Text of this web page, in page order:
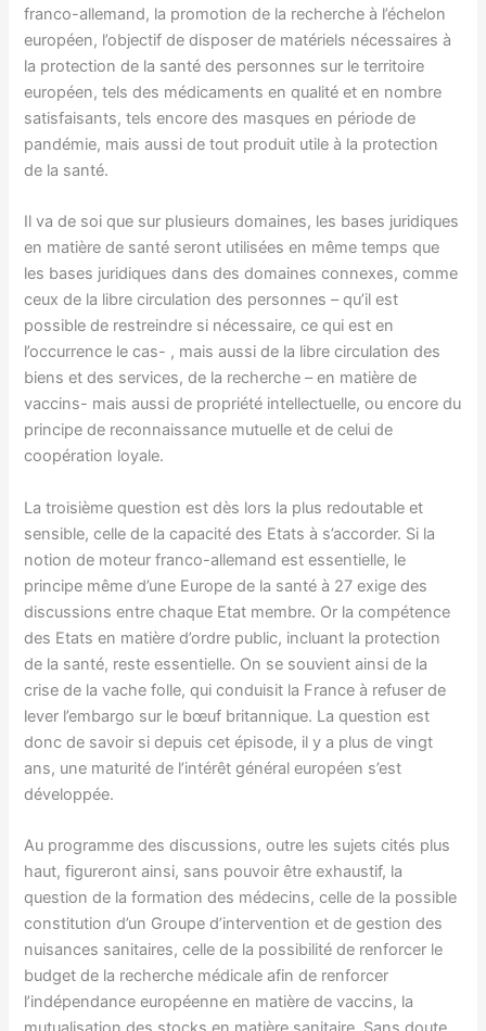
franco-allemand, la promotion de la recherche à l’échelon
européen, l’objectif de disposer de matériels nécessaires à
la protection de la santé des personnes sur le territoire
européen, tels des médicaments en qualité et en nombre
satisfaisants, tels encore des masques en période de
pandémie, mais aussi de tout produit utile à la protection
de la santé.
Il va de soi que sur plusieurs domaines, les bases juridiques
en matière de santé seront utilisées en même temps que
les bases juridiques dans des domaines connexes, comme
ceux de la libre circulation des personnes – qu’il est
possible de restreindre si nécessaire, ce qui est en
l’occurrence le cas- , mais aussi de la libre circulation des
biens et des services, de la recherche – en matière de
vaccins- mais aussi de propriété intellectuelle, ou encore du
principe de reconnaissance mutuelle et de celui de
coopération loyale.
La troisième question est dès lors la plus redoutable et
sensible, celle de la capacité des Etats à s’accorder. Si la
notion de moteur franco-allemand est essentielle, le
principe même d’une Europe de la santé à 27 exige des
discussions entre chaque Etat membre. Or la compétence
des Etats en matière d’ordre public, incluant la protection
de la santé, reste essentielle. On se souvient ainsi de la
crise de la vache folle, qui conduisit la France à refuser de
lever l’embargo sur le bœuf britannique. La question est
donc de savoir si depuis cet épisode, il y a plus de vingt
ans, une maturité de l’intérêt général européen s’est
développée.
Au programme des discussions, outre les sujets cités plus
haut, figureront ainsi, sans pouvoir être exhaustif, la
question de la formation des médecins, celle de la possible
constitution d’un Groupe d’intervention et de gestion des
nuisances sanitaires, celle de la possibilité de renforcer le
budget de la recherche médicale afin de renforcer
l’indépendance européenne en matière de vaccins, la